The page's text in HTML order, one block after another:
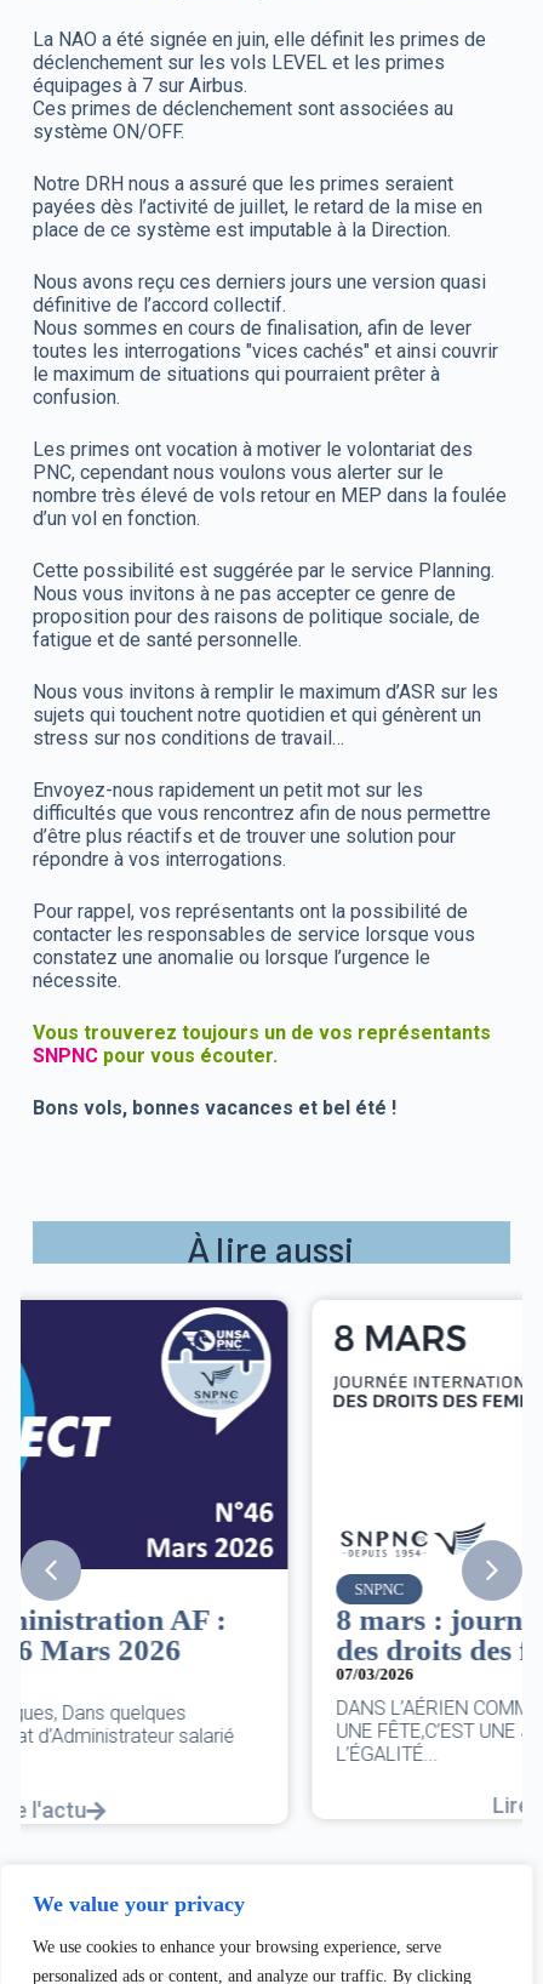
We value your privacy
We use cookies to enhance your browsing experience, serve
personalized ads or content, and analyze our traffic. By clicking
La NAO a été signée en juin, elle définit les primes de
déclenchement sur les vols LEVEL et les primes
équipages à 7 sur Airbus.
Ces primes de déclenchement sont associées au
système ON/OFF.
Notre DRH nous a assuré que les primes seraient
payées dès l’activité de juillet, le retard de la mise en
place de ce système est imputable à la Direction.
Nous avons reçu ces derniers jours une version quasi
définitive de l’accord collectif.
Nous sommes en cours de finalisation, afin de lever
toutes les interrogations "vices cachés" et ainsi couvrir
le maximum de situations qui pourraient prêter à
confusion.
Les primes ont vocation à motiver le volontariat des
PNC, cependant nous voulons vous alerter sur le
nombre très élevé de vols retour en MEP dans la foulée
d’un vol en fonction.
Cette possibilité est suggérée par le service Planning.
Nous vous invitons à ne pas accepter ce genre de
proposition pour des raisons de politique sociale, de
fatigue et de santé personnelle.
Nous vous invitons à remplir le maximum d’ASR sur les
sujets qui touchent notre quotidien et qui génèrent un
stress sur nos conditions de travail…
Envoyez-nous rapidement un petit mot sur les
difficultés que vous rencontrez afin de nous permettre
d’être plus réactifs et de trouver une solution pour
répondre à vos interrogations.
Pour rappel, vos représentants ont la possibilité de
contacter les responsables de service lorsque vous
constatez une anomalie ou lorsque l’urgence le
nécessite.
Vous trouverez toujours un de vos représentants
SNPNCpour vous écouter.
Bons vols, bonnes vacances et bel été !
À lire aussi
8 mars : journée internationale
des droits des femmes
DANS L’AÉRIEN COMME AILLEURS, CE N’EST PAS
UNE FÊTE,C’EST UNE JOURNÉE DE LUTTE POUR